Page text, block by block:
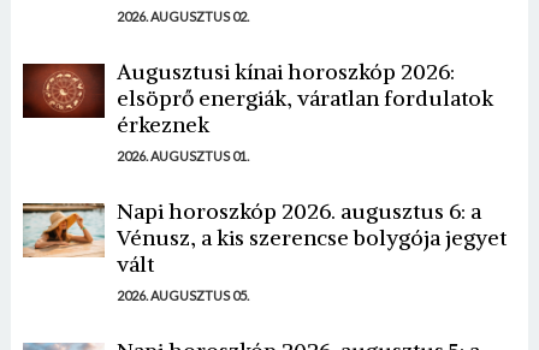
2026. AUGUSZTUS 02.
Augusztusi kínai horoszkóp 2026:
elsöprő energiák, váratlan fordulatok
érkeznek
2026. AUGUSZTUS 01.
Napi horoszkóp 2026. augusztus 6: a
Vénusz, a kis szerencse bolygója jegyet
vált
2026. AUGUSZTUS 05.